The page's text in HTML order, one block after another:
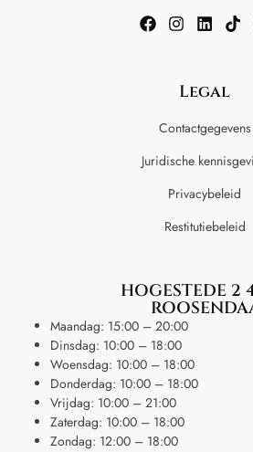
Legal
Contactgegevens
Juridische
Privacybeleid
Restitutiebeleid
HOGESTEDE 2
Maandag: 15:00 – 20:00
Dinsdag: 10:00 – 18:00
Woensdag: 10:00 – 18:00
Donderdag: 10:00 – 18:00
Vrijdag: 10:00 – 21:00
Zaterdag: 10:00 – 18:00
Zondag: 12:00 – 18:00